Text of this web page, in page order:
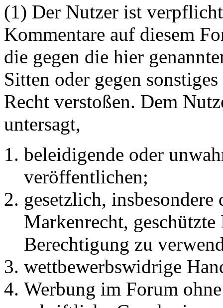
(1) Der Nutzer ist
Kommentare auf diesem
die gegen die hier
Sitten oder gegen
Recht verstoßen. Dem
untersagt,
beleidigende oder
veröffentlichen;
gesetzlich,
Markenrecht, geschützte
Berechtigung zu
wettbewerbswidrige
Werbung im Forum